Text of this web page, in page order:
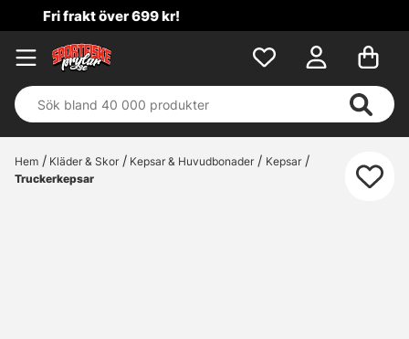
Hem Kläder & Skor Kepsar & Huvudbonader
Kepsar
Truckerkepsar